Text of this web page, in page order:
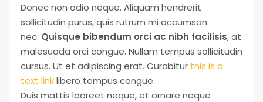
Donec non odio neque. Aliquam hendrerit
sollicitudin purus, quis rutrum mi accumsan
nec. Quisque bibendum orci ac nibh facilisis, at
malesuada orci congue. Nullam tempus sollicitudin
cursus. Ut et adipiscing erat. Curabitur this is a
text linklibero tempus congue.
Duis mattis laoreet neque, et ornare neque